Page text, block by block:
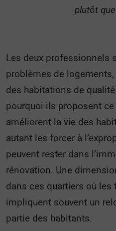
plutôt
Les deux professionnels
problèmes de
des habitations de qualité
pourquoi ils proposent
améliorent la vie des
autant les forcer à
peuvent rester dans
rénovation. Une
dans ces quartiers où les
impliquent souvent un
partie des habitants.